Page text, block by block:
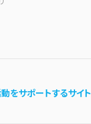
をサポートするサイト